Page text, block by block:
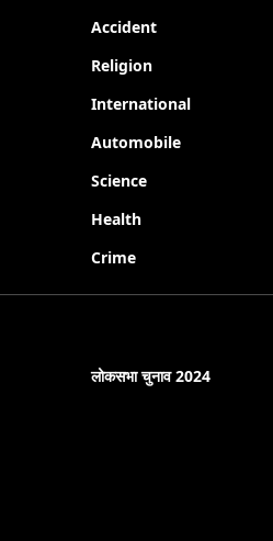
Accident
Religion
International
Automobile
Science
Health
Crime
लोकसभा चुनाव 2024